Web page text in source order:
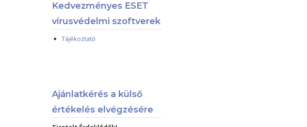
Kedvezményes ESET
vírusvédelmi szoftverek
Tájékoztató
Ajánlatkérés a külső
értékelés elvégzésére